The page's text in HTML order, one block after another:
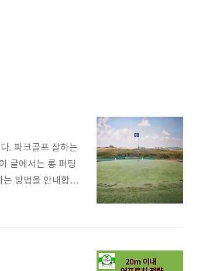
. 파크골프 잘하는
글에서는 롱 퍼팅
방법을 안내합니
술적 차이를 이해